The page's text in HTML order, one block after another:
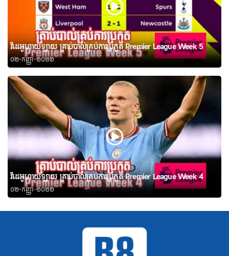
វីដេអូហាយឡាយ គ្រាប់បាល់គ្រប់ការប្រកួត Premier League Week 5
០២-កញ្ញា-២០២២
វីដេអូហាយឡាយ គ្រាប់បាល់គ្រប់ការប្រកួត Premier League Week 4
០២-កញ្ញា-២០២២